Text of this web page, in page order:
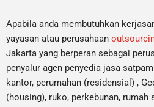
Apabila anda membutuhkan
yayasan atau perusahaan
Jakarta yang berperan sebagai
penyalur agen penyedia jasa
kantor, perumahan (residensial) ,
(housing), ruko, perkebunan, rumah